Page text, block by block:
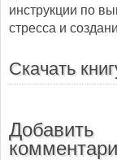
инструкции по
стресса и
Скачать
Добавить